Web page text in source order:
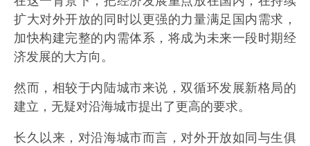
扩大对外开放的同时以更强的力量满足国内需求，
加快构建完整的内需体系，将成为未来一段时期经
济发展的大方向。
然而，相较于内陆城市来说，双循环发展新格局的
建立，无疑对沿海城市提出了更高的要求。
长久以来，对沿海城市而言，对外开放如同与生俱